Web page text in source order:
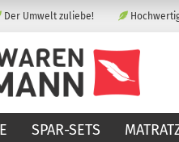
Der Umwelt zuliebe!
SPAR-SETS